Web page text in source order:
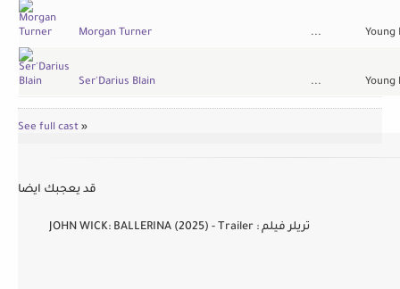
Morgan Turner ... Young
Ser'Darius Blain ... Young
See full cast »
قد يعجبك ايضا
JOHN WICK: BALLERINA (2025) - Trailer : تريلر فيلم